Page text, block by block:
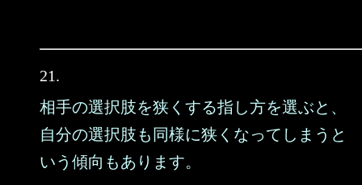
21.
相手の選択肢を狭くする指し方を選ぶと、
自分の選択肢も同様に狭くなってしまうと
いう傾向もあります。